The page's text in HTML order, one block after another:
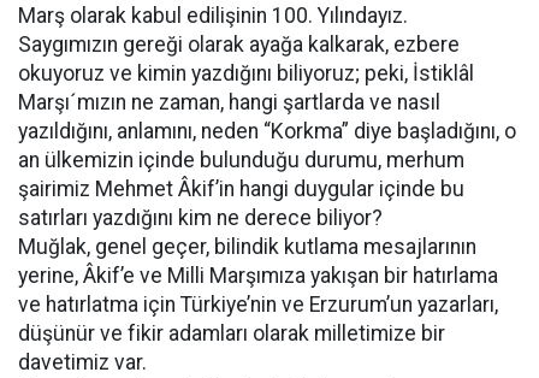
Marş olarak kabul edilişinin 100. Yılındayız.
Saygımızın gereği olarak ayağa kalkarak, ezbere
okuyoruz ve kimin yazdığını biliyoruz; peki, İstiklâl
Marşı´mızın ne zaman, hangi şartlarda ve nasıl
yazıldığını, anlamını, neden “Korkma” diye başladığını, o
an ülkemizin içinde bulunduğu durumu, merhum
şairimiz Mehmet Âkif’in hangi duygular içinde bu
satırları yazdığını kim ne derece biliyor?
Muğlak, genel geçer, bilindik kutlama mesajlarının
yerine, Âkif’e ve Milli Marşımıza yakışan bir hatırlama
ve hatırlatma için Türkiye’nin ve Erzurum’un yazarları,
düşünür ve fikir adamları olarak milletimize bir
davetimiz var.